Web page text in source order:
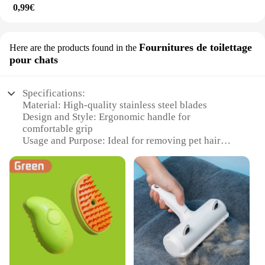
0,99€
Here are the products found in the Fournitures de toilettage
pour chats
Specifications:
Material: High-quality stainless steel blades
Design and Style: Ergonomic handle for
comfortable grip
Usage and Purpose: Ideal for removing pet hair
Performance and Property: Efficient and durable for
long-term use
Shape or Size: Compact and portable for easy
storage
Quantity: Available in sets to cater to multiple
grooming needs
Features: